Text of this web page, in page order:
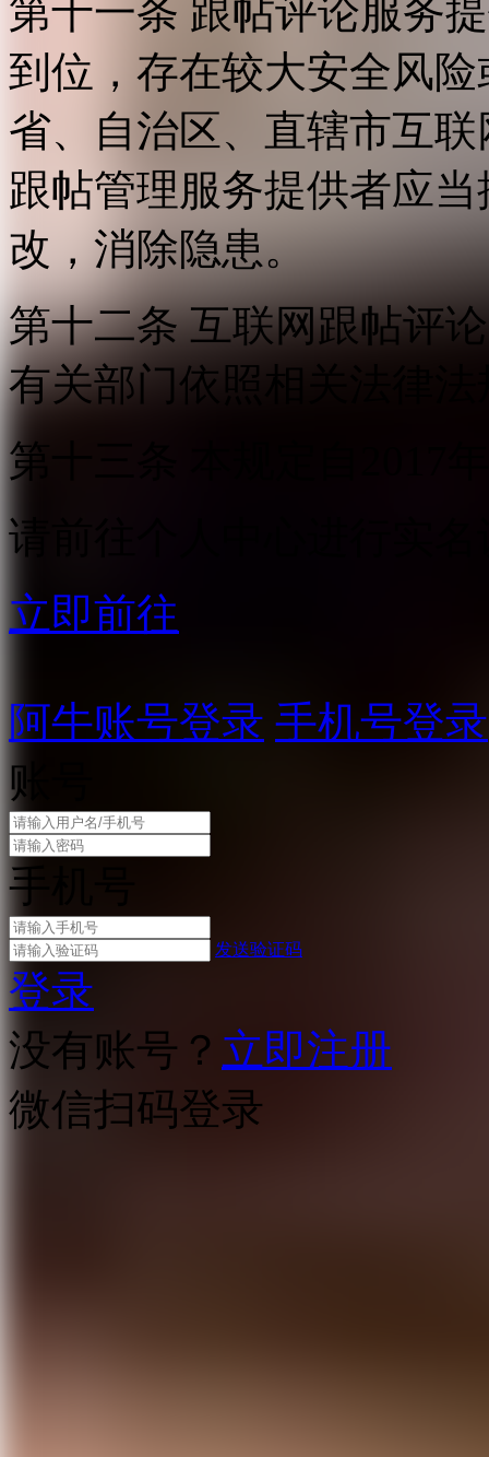
第十一条 跟帖评论服务
到位，存在较大安全风
省、自治区、直辖市互
跟帖管理服务提供者应
改，消除隐患。
第十二条 互联网跟帖评
有关部门依照相关法律
第十三条 本规定自2017
请前往个人中心进行实名
立即前往
阿牛账号登录 手机号登录
账号
手机号
发送验证码
登录
没有账号？ 立即注册
微信扫码登录